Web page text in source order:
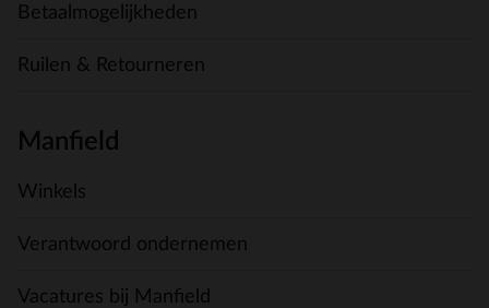
Betaalmogelijkheden
Ruilen & Retourneren
Manfield
Winkels
Verantwoord ondernemen
Vacatures bij Manfield